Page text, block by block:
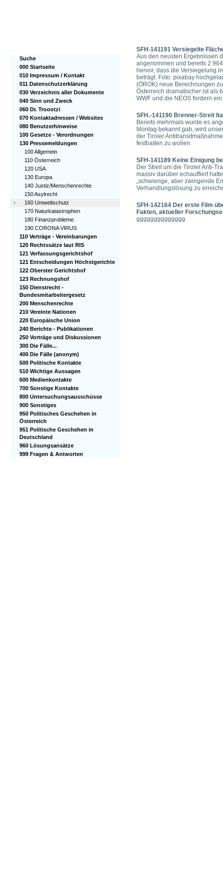
Suche
000 Startseite
010 Impressum / Kontakt
011 Datenschutzerklärung
030 Verzeichnis aller Dokumente
040 Sinn und Zweck
060 Dr. Troootzi
070 Kontaktadressen / Websites
080 Benutzerhinweise
100 Gesetze - Verordnungen
130 Pressemeldungen
100 Allgemein
110 Österreich
120 USA
130 Europa
140 Justiz/Menschenrechte
150 Asylrecht
›
160 Umweltschutz
170 Naturkatastrophen
180 Finanzprobleme
190 CORONA VIRUS
110 Verträge - Vereinbarungen
120 Rechtssätze laut RIS
121 Verfassungsgerichtshof
121 Entscheidungen Höchstgerichte
122 Oberster Gerichtshof
123 Rechnungshof
150 Dienstrecht -
Bundesmitarbeitergesetz
200 Menschenrechte
210 Vereinte Nationen
220 Europäische Union
240 Berichte - Publikationen
250 Vorträge und Diskussionen
300 Die Fälle...
400 Die Fälle (anonym)
500 Politische Kontakte
510 Wichtige Aussagen
600 Medienkontakte
700 Sonstige Kontakte
800 Untersuchungsausschüsse
900 Sonstiges
950 Politisches Geschehen in
Österreich
951 Politische Geschehen in
Deutschland
960 Lösungsansätze
999 Fragen & Antworten
SFH-141191 Versiegelte
Aus den neusten Ergebnissen
angenommen und bereits
hervor, dass die Versiegelung
beträgt. Foto: pixabay
(ÖROK) neue Berechnungen
Österreich dramatischer ist als
WWF und die NEOS fordern
SFH.-141190 Brenner-Streit
Bereits mehrmals wurde es
Montag bekannt gab, wird
der Tiroler
festhalten zu wollen.
SFH-141189 Keine Einigung
Der Streit um die Tiroler Anti-
massiv darüber echauffiert
„schwierige, aber zwingende
Verhandlungslösung zu
SFH-142164 Der erste Film
Fakten, aktueller
gggggggggggggg